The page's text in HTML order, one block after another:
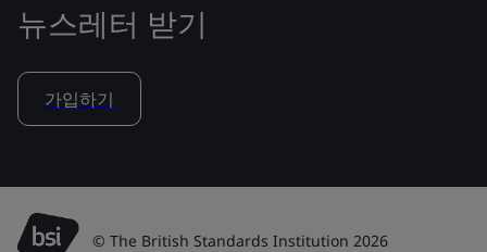
뉴스레터 받기
가입하기
© The British Standards Institution 2026